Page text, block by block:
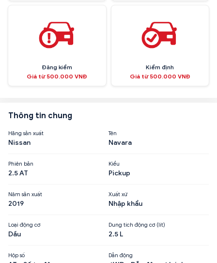
Đăng kiểm
Giá từ 500.000 VNĐ
Kiểm định
Giá từ 500.000 VNĐ
Thông tin chung
Hãng sản xuất
Nissan
Tên
Navara
Phiên bản
2.5 AT
Kiểu
Pickup
Năm sản xuất
2019
Xuất xứ
Nhập khẩu
Loại động cơ
Dầu
Dung tích động cơ (lít)
2.5 L
Hộp số Dẫn động